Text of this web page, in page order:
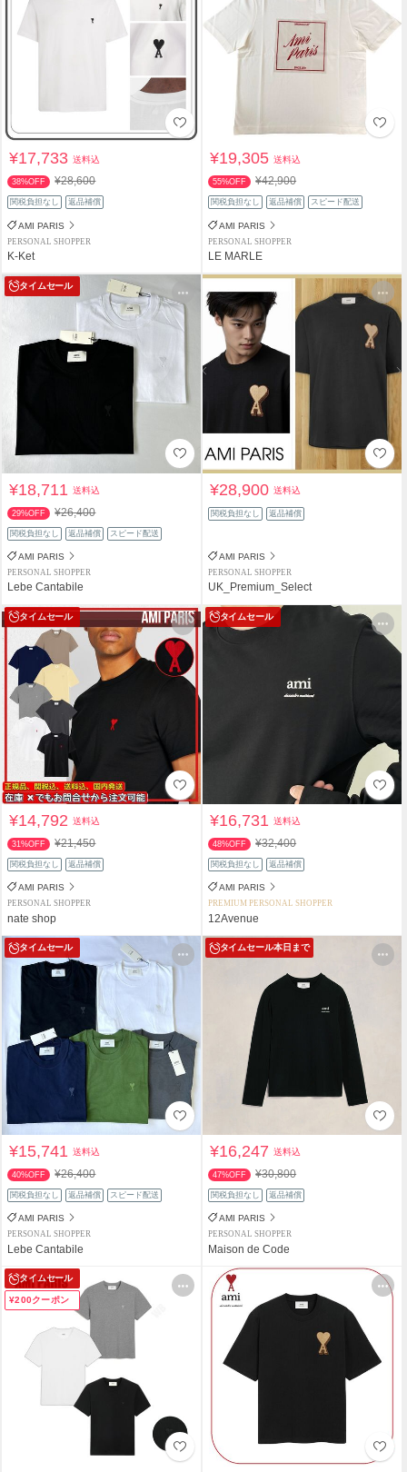
¥17,733送料込
38%OFF ¥28,600
関税負担なし 返品補償
AMI PARIS
PERSONAL SHOPPER
K-Ket
¥19,305送料込
55%OFF ¥42,900
関税負担なし 返品補償 スピード配送
AMI PARIS
PERSONAL SHOPPER
LE MARLE
タイムセール
¥18,711送料込
29%OFF ¥26,400
関税負担なし 返品補償 スピード配送
AMI PARIS
PERSONAL SHOPPER
Lebe Cantabile
¥28,900送料込
関税負担なし 返品補償
AMI PARIS
PERSONAL SHOPPER
UK_Premium_Select
タイムセール
¥14,792送料込
31%OFF ¥21,450
関税負担なし 返品補償
AMI PARIS
PERSONAL SHOPPER
nate shop
タイムセール
¥16,731送料込
48%OFF ¥32,400
関税負担なし 返品補償
AMI PARIS
PREMIUM PERSONAL SHOPPER
12Avenue
タイムセール
¥15,741送料込
40%OFF ¥26,400
関税負担なし 返品補償 スピード配送
AMI PARIS
PERSONAL SHOPPER
Lebe Cantabile
タイムセール本日まで
¥16,247送料込
47%OFF ¥30,800
関税負担なし 返品補償
AMI PARIS
PERSONAL SHOPPER
Maison de Code
タイムセール
¥200クーポン